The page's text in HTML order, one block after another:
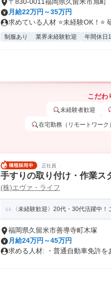
月給22万円～35万円
求めている人材 ⭐未経験OK！⭐
制服あり 業界未経験歓迎 年間休日
こだわ
未経験者歓迎
在宅勤務（リモートワーク
正社員
手すりの取り付け・作業ス
(株)エヴァ・ライフ
〈未経験歓迎〉20代・30代活躍中
福岡県久留米市善導寺町木塚
月給24万円～45万円
求める人材: ・普通自動車免許